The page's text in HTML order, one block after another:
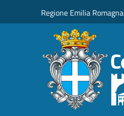
Regione Emilia Romagna